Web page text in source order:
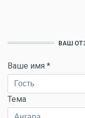
ВАШ
Ваше имя *
Тема